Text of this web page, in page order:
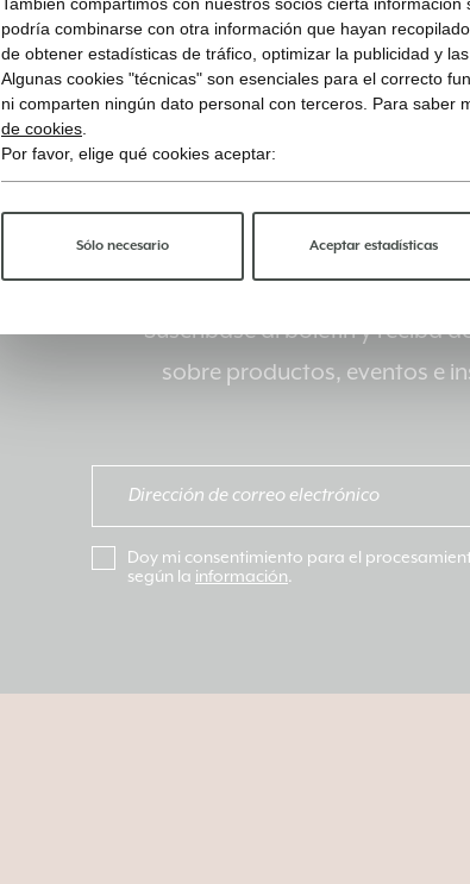
Mantente
Suscríbase al boletín y reciba
sobre productos, eventos e
Doy mi consentimiento para el
según la información.
podría combinarse con otra información que hayan
de obtener estadísticas de tráfico, optimizar la publicidad y
Algunas cookies "técnicas" son esenciales para el correcto
ni comparten ningún dato personal con terceros. Para saber
de cookies
Por favor, elige qué cookies aceptar:
Sólo necesario Aceptar estadísticas